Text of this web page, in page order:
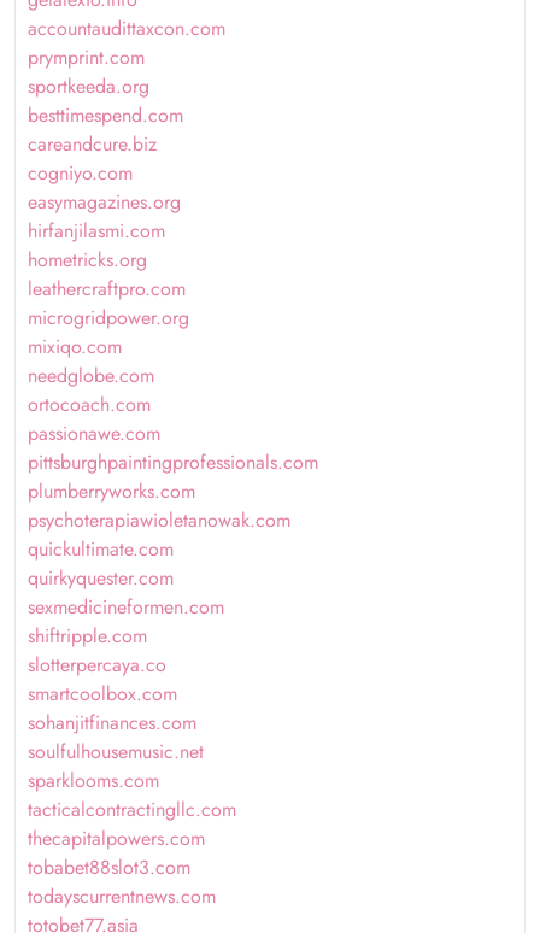
accountaudittaxcon.com
prymprint.com
sportkeeda.org
besttimespend.com
careandcure.biz
cogniyo.com
easymagazines.org
hirfanjilasmi.com
hometricks.org
leathercraftpro.com
microgridpower.org
mixiqo.com
needglobe.com
ortocoach.com
passionawe.com
pittsburghpaintingprofessionals.com
plumberryworks.com
psychoterapiawioletanowak.com
quickultimate.com
quirkyquester.com
sexmedicineformen.com
shiftripple.com
slotterpercaya.co
smartcoolbox.com
sohanjitfinances.com
soulfulhousemusic.net
sparklooms.com
tacticalcontractingllc.com
thecapitalpowers.com
tobabet88slot3.com
todayscurrentnews.com
totobet77.asia